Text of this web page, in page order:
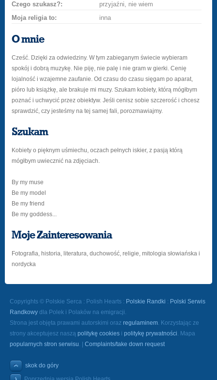
Czego szukasz?:
przyjaźni, nie wiem
Moja religia to:
inna
O mnie
Cześć. Dzięki za odwiedziny. W tym zabieganym świecie wybieram
spokój i dobrą muzykę. Nie piję, nie palę i nie gram w gierki. Cenię
lojalność i wzajemne zaufanie. Od czasu do czasu sięgam po aparat,
pióro lub książkę, ale brakuje mi muzy. Szukam kobiety, którą mógłbym
poznać i uchwycić przez obiektyw. Jeśli cenisz sobie szczerość i chcesz
sprawdzić, czy jesteśmy na tej samej fali, porozmawiajmy.
Szukam
Kobiety o pięknym uśmiechu, oczach pełnych iskier, z pasją którą
mógłbym uwiecznić na zdjęciach.
By my muse
Be my model
Be my friend
Be my goddess...
Moje Zainteresowania
Fotografia, historia, literatura, duchowość, religie, mitologia słowiańska i
nordycka
Copyrights © Polskie Serca : Polish Hearts : Polskie Randki : Polski Serwis
Randkowy dla Polek i Polaków na emigracji.
Strona jest objęta prawami autorskimi oraz regulaminem. Korzystając ze
strony akceptujesz naszą politykę cookies i politykę prywatności. Mapa
popularnych stron serwisu. | Complaints/take down request
skok do góry